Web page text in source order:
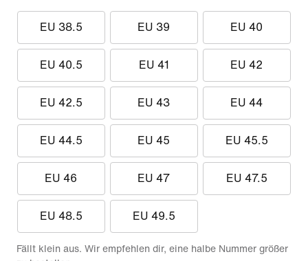
EU 38.5 EU 39 EU 40
EU 40.5 EU 41 EU 42
EU 42.5 EU 43 EU 44
EU 44.5 EU 45 EU 45.5
EU 46 EU 47 EU 47.5
EU 48.5 EU 49.5
Fällt klein aus. Wir empfehlen dir, eine halbe Nummer größer